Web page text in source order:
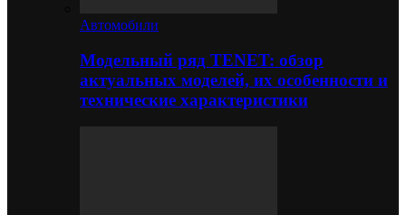
Автомобили
Модельный ряд TENET: обзор
актуальных моделей, их особенности и
технические характеристики